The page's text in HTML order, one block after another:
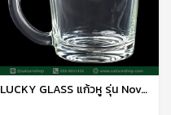
LUCKY GLASS แก้วหู รุ่น Nova Mug LG-312011 ขนาด 10.8 ออนซ์ แก้วใส แก้วน้ำมีหูจับ แก้วชา แก้วเบียร์ แก้วใส่น้ำ ผลไม้ ชาสมุนไพร แก้วใส